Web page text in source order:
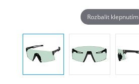
Rozbalit klepnutím